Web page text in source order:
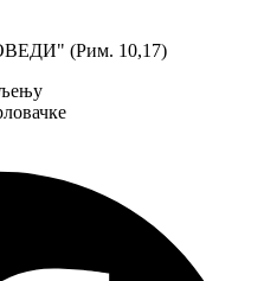
(Рим. 10,17)